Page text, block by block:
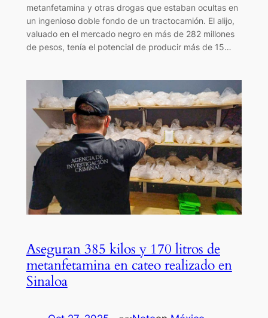
metanfetamina y otras drogas que estaban ocultas en
un ingenioso doble fondo de un tractocamión. El alijo,
valuado en el mercado negro en más de 282 millones
de pesos, tenía el potencial de producir más de 15…
Aseguran 385 kilos y 170 litros de
metanfetamina en cateo realizado en
Sinaloa